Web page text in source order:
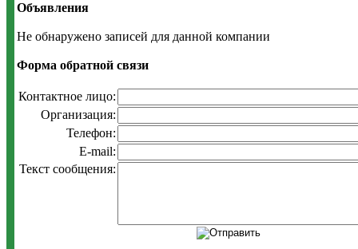
Объявления
Не обнаружено записей для данной компании
Форма обратной связи
Контактное лицо:
Организация:
Телефон:
E-mail:
Текст сообщения: